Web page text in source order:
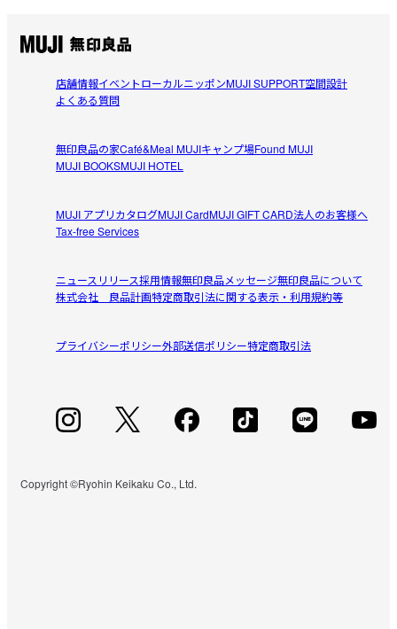
店舗情報イベントローカルニッポンMUJI SUPPORT空間設計
よくある質問
無印良品の家Café&Meal MUJIキャンプ場Found MUJI
MUJI BOOKSMUJI HOTEL
MUJI アプリカタログMUJI CardMUJI GIFT CARD法人のお客様へ
Tax-free Services
ニュースリリース採用情報無印良品メッセージ無印良品について
株式会社 良品計画特定商取引法に関する表示・利用規約等
プライバシーポリシー外部送信ポリシー特定商取引法
Copyright ©Ryohin Keikaku Co., Ltd.